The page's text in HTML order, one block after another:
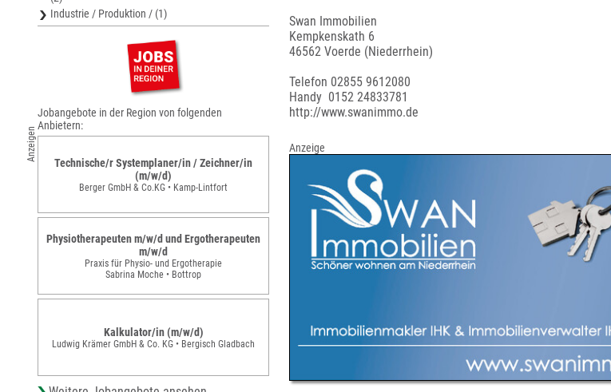
Swan Immobilien
Kempkenskath 6
46562 Voerde (Niederrhein)
Telefon 02855 9612080
Handy 0152 24833781
http://www.swanimmo.de
Anzeige
Industrie / Produktion / (1)
Anzeigen
Jobangebote in der Region von folgenden
Anbietern:
Technische/r Systemplaner/in / Zeichner/in
(m/w/d)
Berger GmbH & Co.KG • Kamp-Lintfort
Physiotherapeuten m/w/d und Ergotherapeuten
m/w/d
Praxis für Physio- und Ergotherapie
Sabrina Moche • Bottrop
Kalkulator/in (m/w/d)
Ludwig Krämer GmbH & Co. KG • Bergisch Gladbach